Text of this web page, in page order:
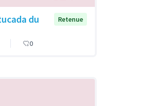
du
Retenue
0